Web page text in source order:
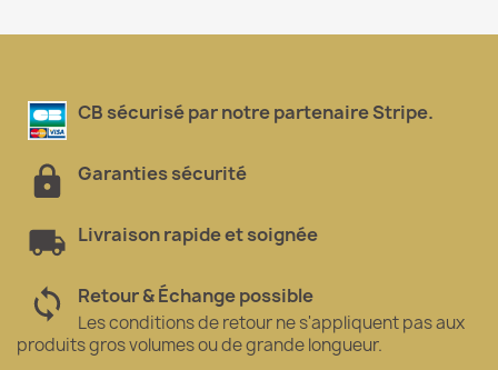
CB sécurisé par notre partenaire Stripe.
Garanties sécurité
Livraison rapide et soignée
Retour & Échange possible
Les conditions de retour ne s'appliquent pas aux
produits gros volumes ou de grande longueur.